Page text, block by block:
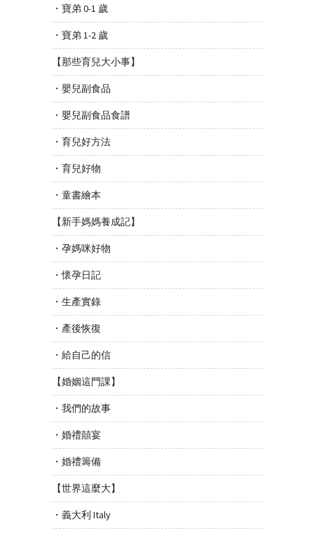
・寶弟 0-1 歲
・寶弟 1-2 歲
【那些育兒大小事】
・嬰兒副食品
・嬰兒副食品食譜
・育兒好方法
・育兒好物
・童書繪本
【新手媽媽養成記】
・孕媽咪好物
・懷孕日記
・生產實錄
・產後恢復
・給自己的信
【婚姻這門課】
・我們的故事
・婚禮囍宴
・婚禮籌備
【世界這麼大】
・義大利 Italy